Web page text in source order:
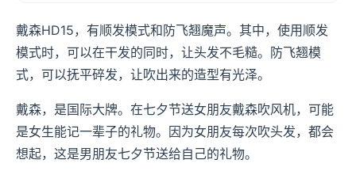
戴森HD15，有顺发模式和防飞翘魔声。其中，使用顺发
模式时，可以在干发的同时，让头发不毛糙。防飞翘模
式，可以抚平碎发，让吹出来的造型有光泽。
戴森，是国际大牌。在七夕节送女朋友戴森吹风机，可能
是女生能记一辈子的礼物。因为女朋友每次吹头发，都会
想起，这是男朋友七夕节送给自己的礼物。